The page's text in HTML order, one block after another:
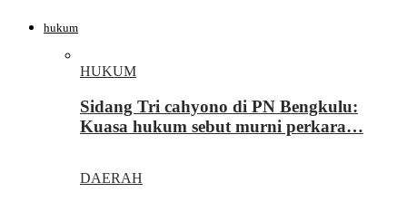
hukum
HUKUM
Sidang Tri cahyono di PN Bengkulu:
Kuasa hukum sebut murni perkara…
DAERAH